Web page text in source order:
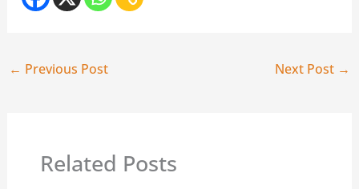
← Previous Post Next Post →
Related Posts